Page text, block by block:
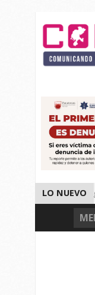
LO NUEVO
Autoridades de
Gran Festival de